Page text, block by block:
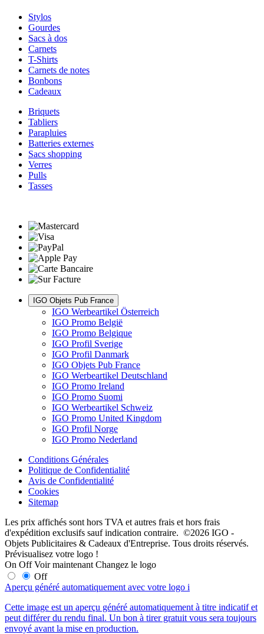
Stylos
Gourdes
Sacs à dos
Carnets
T-Shirts
Carnets de notes
Bonbons
Cadeaux
Briquets
Tabliers
Parapluies
Batteries externes
Sacs shopping
Verres
Pulls
Tasses
IGO Objets Pub France
IGO Werbeartikel Österreich
IGO Promo België
IGO Promo Belgique
IGO Profil Sverige
IGO Profil Danmark
IGO Objets Pub France
IGO Werbeartikel Deutschland
IGO Promo Ireland
IGO Promo Suomi
IGO Werbeartikel Schweiz
IGO Promo United Kingdom
IGO Profil Norge
IGO Promo Nederland
Conditions Générales
Politique de Confidentialité
Avis de Confidentialité
Cookies
Sitemap
Les prix affichés sont hors TVA et autres frais et hors frais
d'expédition exclusifs sauf indication contraire. ©2026 IGO -
Objets Publicitaires & Cadeaux d'Entreprise. Tous droits réservés.
Prévisualisez votre logo !
On Off Voir maintenant Changez le logo
Off
Aperçu généré automatiquement avec votre logo i
Cette image est un aperçu généré automatiquement à titre indicatif et
peut différer du rendu final. Un bon à tirer gratuit vous sera toujours
envoyé avant la mise en production.